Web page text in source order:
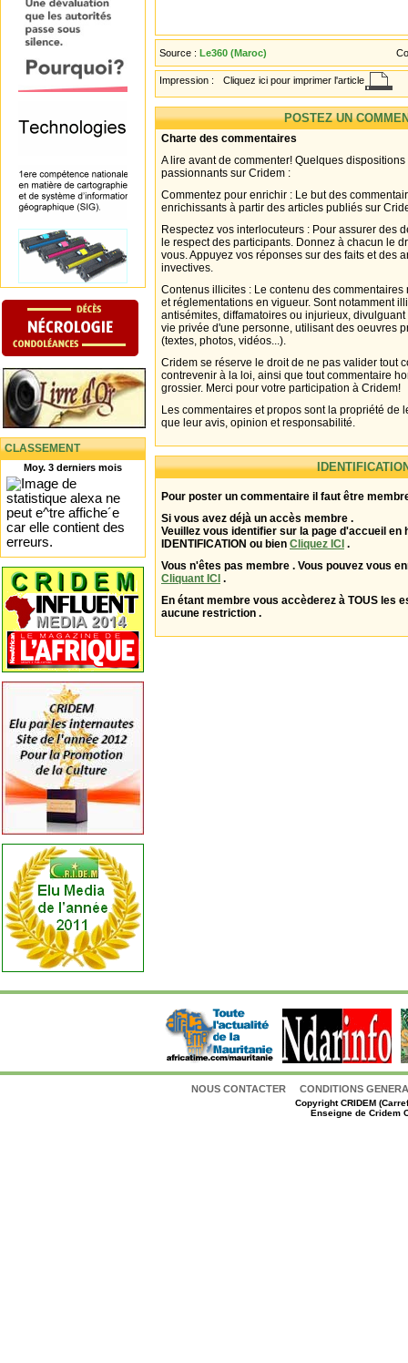
CLASSEMENT
Moy. 3 derniers mois
Source : Le360 (Maroc)
Impression : Cliquez ici pour imprimer l'article
POSTEZ UN
Charte des commentaires
A lire avant de commenter! Quelques
passionnants sur Cridem :
Commentez pour enrichir : Le but des
enrichissants à partir des articles publiés sur
Respectez vos interlocuteurs : Pour assurer des
le respect des participants. Donnez à chacun le
vous. Appuyez vos réponses sur des faits et des
invectives.
Contenus illicites : Le contenu des
et réglementations en vigueur. Sont notamment
antisémites, diffamatoires ou injurieux,
vie privée d'une personne, utilisant des oeuvres
(textes, photos, vidéos...).
Cridem se réserve le droit de ne pas valider tout
contrevenir à la loi, ainsi que tout commentaire
grossier. Merci pour votre participation à Cridem!
Les commentaires et propos sont la propriété de
que leur avis, opinion et responsabilité.
Pour poster un commentaire il faut être
Si vous avez déjà un accès membre .
Veuillez vous identifier sur la page d'accueil en
IDENTIFICATION ou bien Cliquez ICI .
Vous n'êtes pas membre . Vous pouvez vous
Cliquant ICI .
En étant membre vous accèderez à TOUS les
aucune restriction .
NOUS CONTACTER CONDITIONS
CopyrightCRIDEM
Enseigne de Cridem